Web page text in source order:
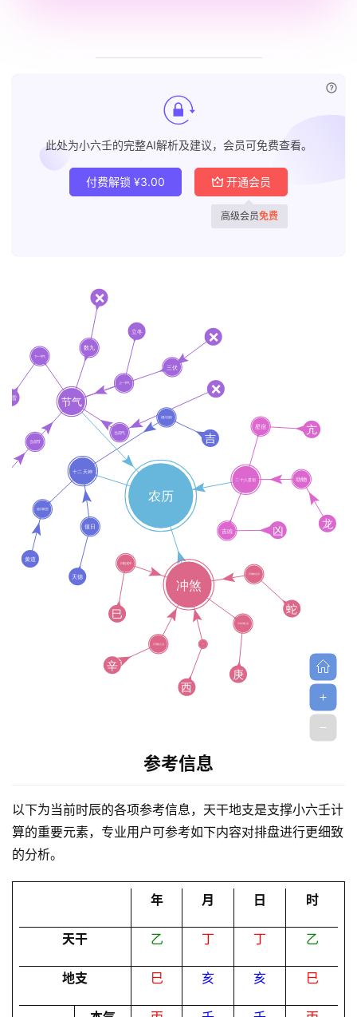
页
黄
历
卜
此处为小六壬的完整AI解析及建议，会员可免费查看。
付费解锁 ¥3.00 开通会员
高级会员免费
参考信息
以下为当前时辰的各项参考信息，天干地支是支撑小六壬计
算的重要元素，专业用户可参考如下内容对排盘进行更细致
的分析。
年 月 日 时
天干 乙 丁 丁 乙
地支 巳 亥 亥 巳